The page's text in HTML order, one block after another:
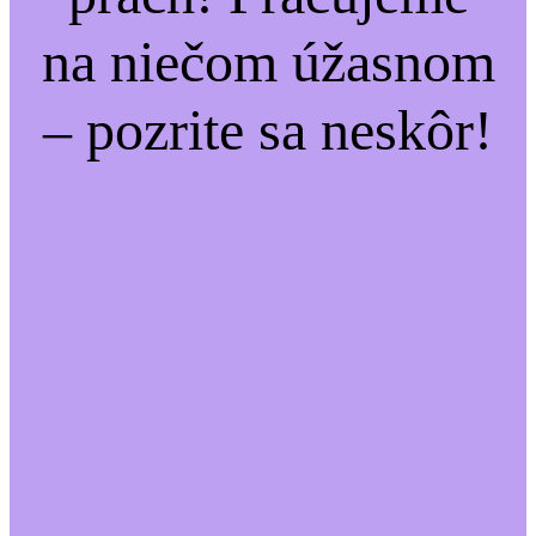
na niečom úžasnom
– pozrite sa neskôr!